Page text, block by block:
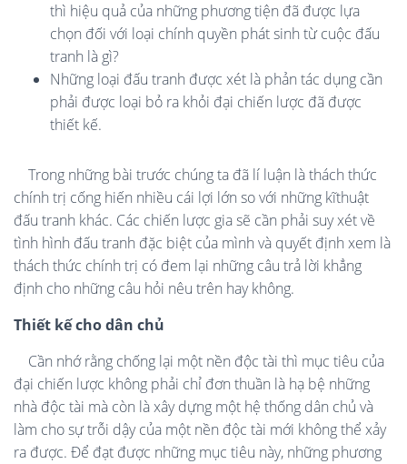
thì hiệu quả của những phương tiện đã được lựa
chọn đối với loại chính quyền phát sinh từ cuộc đấu
tranh là gì?
Những loại đấu tranh được xét là phản tác dụng cần
phải được loại bỏ ra khỏi đại chiến lược đã được
thiết kế.
Trong những bài trước chúng ta đã lí luận là thách thức
chính trị cống hiến nhiều cái lợi lớn so với những kĩthuật
đấu tranh khác. Các chiến lược gia sẽ cần phải suy xét về
tình hình đấu tranh đặc biệt của mình và quyết định xem là
thách thức chính trị có đem lại những câu trả lời khẳng
định cho những câu hỏi nêu trên hay không.
Thiết kế cho dân chủ
Cần nhớ rằng chống lại một nền độc tài thì mục tiêu của
đại chiến lược không phải chỉ đơn thuần là hạ bệ những
nhà độc tài mà còn là xây dựng một hệ thống dân chủ và
làm cho sự trỗi dậy của một nền độc tài mới không thể xảy
ra được. Để đạt được những mục tiêu này, những phương